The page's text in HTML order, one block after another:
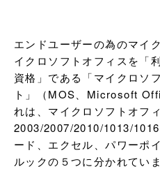
エンドユーザーの為のマイ
イクロソフトオフィスを「
資格」である「マイクロソ
ト」（MOS、Microsoft
れは、マイクロソフトオフ
2003/2007/2010/1013/
ード、エクセル、パワーポ
ルックの５つに分かれていま